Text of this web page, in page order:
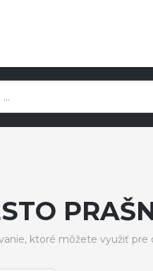
ktoré môžete využiť pre